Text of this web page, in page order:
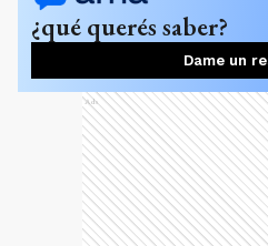
¿qué querés saber?
Dame un
Ads